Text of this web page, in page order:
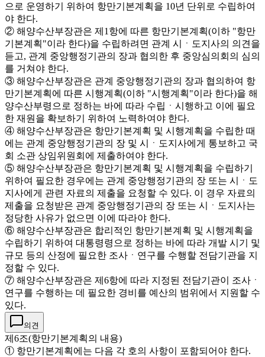
으로 운영하기 위하여 항만기본계획을 10년 단위로 수립하여
야 한다.
② 해양수산부장관은 제1항에 따른 항만기본계획(이하 "항만
기본계획"이라 한다)을 수립하려면 관계 시ㆍ도지사의 의견을
듣고, 관계 중앙행정기관의 장과 협의한 후 중앙심의회의 심의
를 거쳐야 한다.
③ 해양수산부장관은 관계 중앙행정기관의 장과 협의하여 항
만기본계획에 따른 시행계획(이하 "시행계획"이라 한다)을 해
양수산부령으로 정하는 바에 따라 수립ㆍ시행하고 이에 필요
한 재원을 확보하기 위하여 노력하여야 한다.
④ 해양수산부장관은 항만기본계획 및 시행계획을 수립한 때
에는 관계 중앙행정기관의 장 및 시ㆍ도지사에게 통보하고 국
회 소관 상임위원회에 제출하여야 한다.
⑤ 해양수산부장관은 항만기본계획 및 시행계획을 수립하기
위하여 필요한 경우에는 관계 중앙행정기관의 장 또는 시ㆍ도
지사에게 관련 자료의 제출을 요청할 수 있다. 이 경우 자료의
제출을 요청받은 관계 중앙행정기관의 장 또는 시ㆍ도지사는
정당한 사유가 없으면 이에 따라야 한다.
⑥ 해양수산부장관은 합리적인 항만기본계획 및 시행계획을
수립하기 위하여 대통령령으로 정하는 바에 따라 개발 시기 및
규모 등의 산정에 필요한 조사ㆍ연구를 수행할 전담기관을 지
정할 수 있다.
⑦ 해양수산부장관은 제6항에 따라 지정된 전담기관이 조사ㆍ
연구를 수행하는 데 필요한 경비를 예산의 범위에서 지원할 수
있다.
의견
제6조(항만기본계획의 내용)
① 항만기본계획에는 다음 각 호의 사항이 포함되어야 한다.